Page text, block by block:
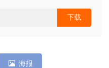
下载
海报